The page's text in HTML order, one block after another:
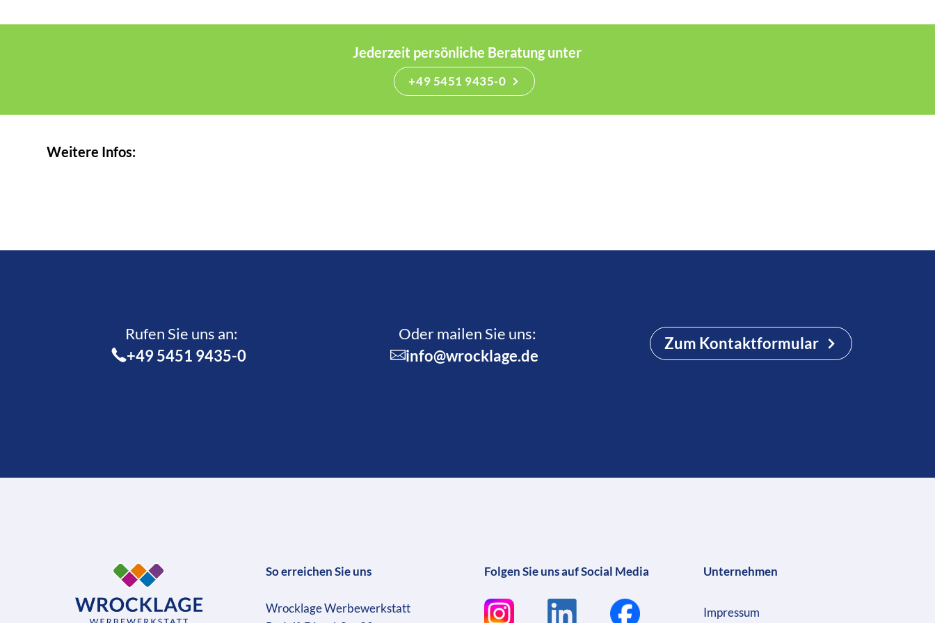
Jederzeit persönliche Beratung unter
+49 5451 9435-0
Weitere Infos:
Rufen Sie uns an:­
+49 5451 9435-0
Oder mailen Sie uns:
info@wrocklage.de
Zum Kontaktformular
So erreichen Sie uns
Wrocklage Werbewerkstatt
Folgen Sie uns auf Social Media Unternehmen
Impressum